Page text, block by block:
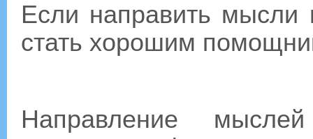
Если направить
стать хорошим
Направление